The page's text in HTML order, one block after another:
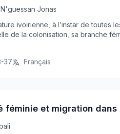
N'guessan Jonas
ivoirienne, à l’instar de toutes
de la colonisation, sa branche
37 Français
féminie et migration dans